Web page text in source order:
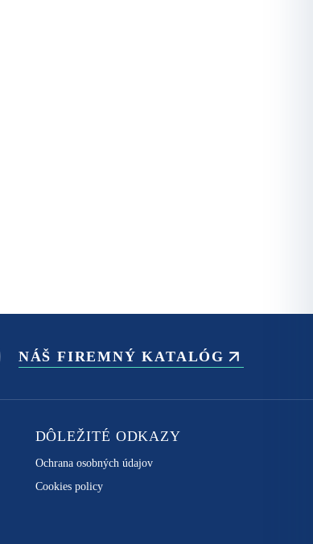
NÁŠ FIREMNÝ KATALÓG
DÔLEŽITÉ ODKAZY
Ochrana osobných údajov
Cookies policy